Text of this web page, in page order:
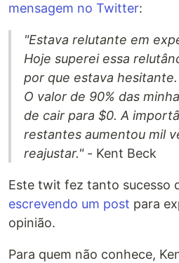
mensagem no Twitter:
"Estava relutante em
Hoje superei essa
por que estava hesitante.
O valor de 90% das
de cair para $0. A
restantes aumentou mil
reajustar."- Kent Beck
Este twit fez tanto sucesso
escrevendo um post para
opinião.
Para quem não conhece,